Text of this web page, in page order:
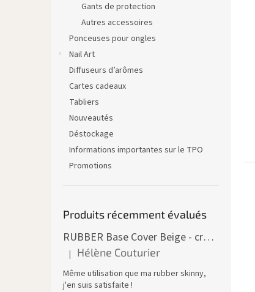
Gants de protection
Autres accessoires
Ponceuses pour ongles
Nail Art
Diffuseurs d’arômes
Cartes cadeaux
Tabliers
Nouveautés
Déstockage
Informations importantes sur le TPO
Promotions
Produits récemment évalués
RUBBER Base Cover Beige - creuset 30 ml
L'évaluation du produit est de 5 sur 5 étoiles.
| Hélène Couturier
Même utilisation que ma rubber skinny,
j'en suis satisfaite !